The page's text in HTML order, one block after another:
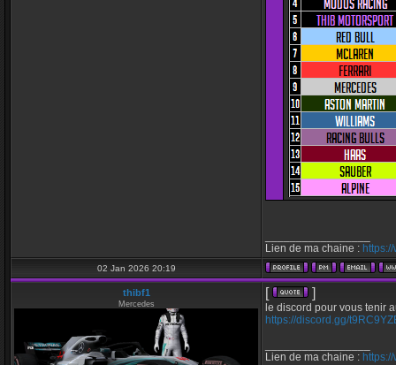
Lien de ma chaine :
02 Jan 2026 20:19
thibf1
Mercedes
[ ]
le discord pour vous tenir
https://discord.gg/
Lien de ma chaine :